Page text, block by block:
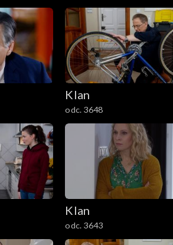
Klan
odc. 3648
Klan
odc. 3643